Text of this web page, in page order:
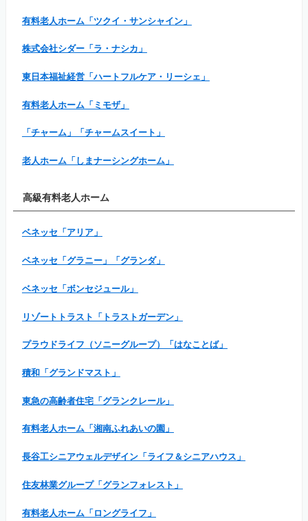
有料老人ホーム「ツクイ・サンシャイン」
株式会社シダー「ラ・ナシカ」
東日本福祉経営「ハートフルケア・リーシェ」
有料老人ホーム「ミモザ」
「チャーム」「チャームスイート」
老人ホーム「しまナーシングホーム」
高級有料老人ホーム
ベネッセ「アリア」
ベネッセ「グラニー」「グランダ」
ベネッセ「ボンセジュール」
リゾートトラスト「トラストガーデン」
プラウドライフ（ソニーグループ）「はなことば」
積和「グランドマスト」
東急の高齢者住宅「グランクレール」
有料老人ホーム「湘南ふれあいの園」
長谷工シニアウェルデザイン「ライフ＆シニアハウス」
住友林業グループ「グランフォレスト」
有料老人ホーム「ロングライフ」